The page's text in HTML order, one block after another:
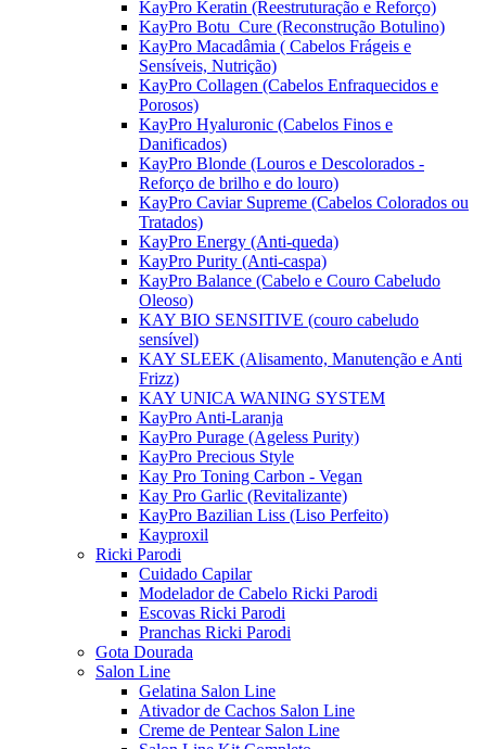
KayPro Keratin (Reestruturação e Reforço)
KayPro Botu_Cure (Reconstrução Botulino)
KayPro Macadâmia ( Cabelos Frágeis e
Sensíveis, Nutrição)
KayPro Collagen (Cabelos Enfraquecidos e
Porosos)
KayPro Hyaluronic (Cabelos Finos e
Danificados)
KayPro Blonde (Louros e Descolorados -
Reforço de brilho e do louro)
KayPro Caviar Supreme (Cabelos Colorados ou
Tratados)
KayPro Energy (Anti-queda)
KayPro Purity (Anti-caspa)
KayPro Balance (Cabelo e Couro Cabeludo
Oleoso)
KAY BIO SENSITIVE (couro cabeludo
sensível)
KAY SLEEK (Alisamento, Manutenção e Anti
Frizz)
KAY UNICA WANING SYSTEM
KayPro Anti-Laranja
KayPro Purage (Ageless Purity)
KayPro Precious Style
Kay Pro Toning Carbon - Vegan
Kay Pro Garlic (Revitalizante)
KayPro Bazilian Liss (Liso Perfeito)
Kayproxil
Ricki Parodi
Cuidado Capilar
Modelador de Cabelo Ricki Parodi
Escovas Ricki Parodi
Pranchas Ricki Parodi
Gota Dourada
Salon Line
Gelatina Salon Line
Ativador de Cachos Salon Line
Creme de Pentear Salon Line